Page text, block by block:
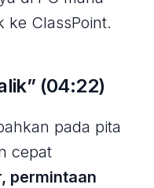
ke ClassPoint.
(04:22)
pada pita
cepat
permintaan